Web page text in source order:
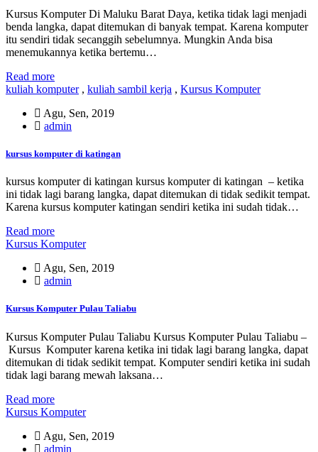
Kursus Komputer Di Maluku Barat Daya, ketika tidak lagi menjadi
benda langka, dapat ditemukan di banyak tempat. Karena komputer
itu sendiri tidak secanggih sebelumnya. Mungkin Anda bisa
menemukannya ketika bertemu…
Read more
kuliah komputer, kuliah sambil kerja , Kursus Komputer
Agu, Sen, 2019
admin
kursus komputer di katingan
kursus komputer di katingan kursus komputer di katingan – ketika
ini tidak lagi barang langka, dapat ditemukan di tidak sedikit tempat.
Karena kursus komputer katingan sendiri ketika ini sudah tidak…
Read more
Kursus Komputer
Agu, Sen, 2019
admin
Kursus Komputer Pulau Taliabu
Kursus Komputer Pulau Taliabu Kursus Komputer Pulau Taliabu –
Kursus Komputer karena ketika ini tidak lagi barang langka, dapat
ditemukan di tidak sedikit tempat. Komputer sendiri ketika ini sudah
tidak lagi barang mewah laksana…
Read more
Kursus Komputer
Agu, Sen, 2019
admin